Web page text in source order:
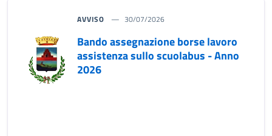
AVVISO 30/07/2026
Bando assegnazione borse lavoro
assistenza sullo scuolabus - Anno
2026